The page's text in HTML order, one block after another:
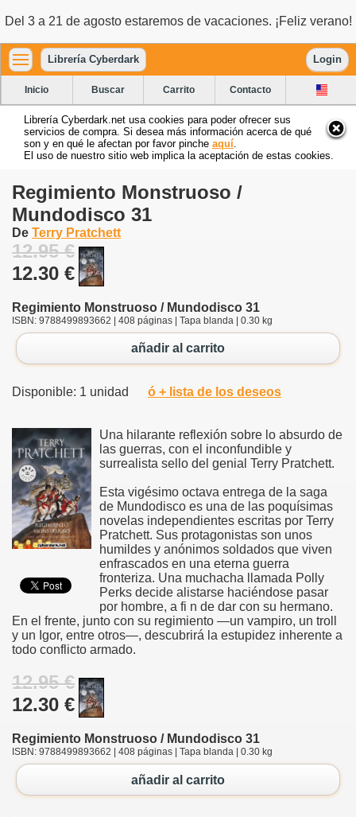
Del 3 a 21 de agosto estaremos de vacaciones. ¡Feliz verano!
Librería Cyberdark Login
Inicio Buscar Carrito Contacto
Librería Cyberdark.net usa cookies para poder ofrecer sus
servicios de compra. Si desea más información acerca de qué
son y en qué le afectan por favor pinche aquí
El uso de nuestro sitio web implica la aceptación de estas cookies.
Regimiento Monstruoso /
Mundodisco 31
De Terry Pratchett
12.95 €
12.30 €
Regimiento Monstruoso / Mundodisco 31
ISBN: 9788499893662 | 408 páginas | Tapa blanda | 0.30 kg
añadir al carrito
Disponible: 1 unidad ó + lista de los deseos
Una hilarante reflexión sobre lo absurdo de
las guerras, con el inconfundible y
surrealista sello del genial Terry Pratchett.
Esta vigésimo octava entrega de la saga
de Mundodisco es una de las poquísimas
novelas independientes escritas por Terry
Pratchett. Sus protagonistas son unos
humildes y anónimos soldados que viven
enfrascados en una eterna guerra
fronteriza. Una muchacha llamada Polly
Perks decide alistarse haciéndose pasar
por hombre, a fi n de dar con su hermano.
En el frente, junto con su regimiento —un vampiro, un troll
y un Igor, entre otros—, descubrirá la estupidez inherente a
todo conflicto armado.
12.95 €
12.30 €
Regimiento Monstruoso / Mundodisco 31
ISBN: 9788499893662 | 408 páginas | Tapa blanda | 0.30 kg
añadir al carrito